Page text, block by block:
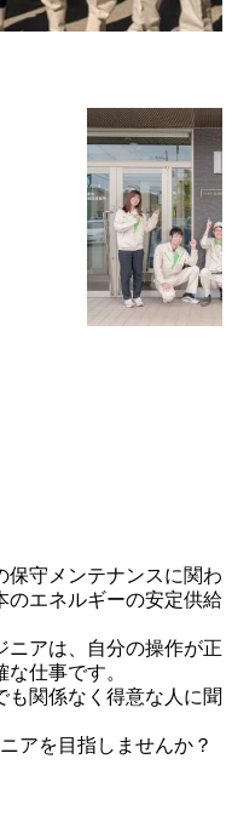
保守メンテナンスに関わ
のエネルギーの安定供給
ニアは、自分の操作が正
仕事です。
も関係なく得意な人に聞
アを目指しませんか？